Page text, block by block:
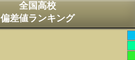
全国高校
偏差値ランキング